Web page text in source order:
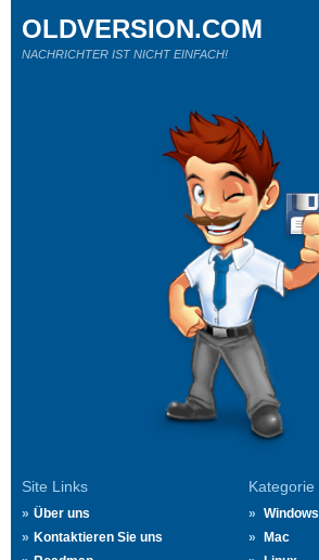
Site Links
Über uns
Kontaktieren Sie uns
Kategorie
Windows
Mac
OLDVERSION.COM
NACHRICHTER IST NICHT EINFACH!